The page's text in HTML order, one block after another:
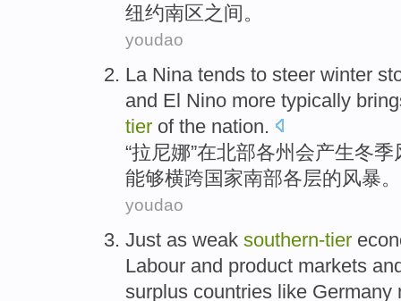
纽约南区之间。
youdao
La Nina tends to steer winter
and El Nino more typically
tier of the nation.
“拉尼娜”在北部各州 会产生冬季
能够横跨国家南部各层的 风暴。
youdao
Just as weak southern-tier
Labour and product markets
surplus countries like Germany